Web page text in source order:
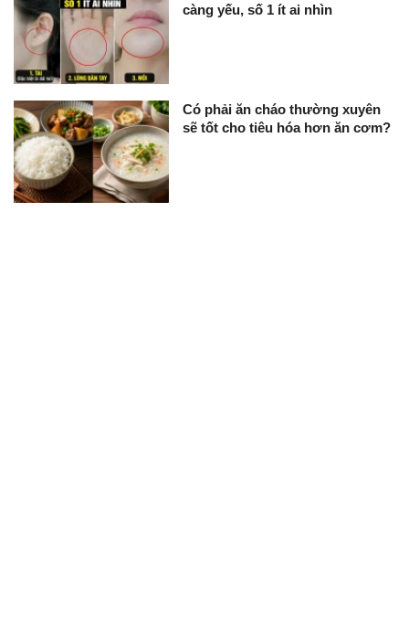
càng yếu, số 1 ít ai nhìn
Có phải ăn cháo thường xuyên
sẽ tốt cho tiêu hóa hơn ăn cơm?